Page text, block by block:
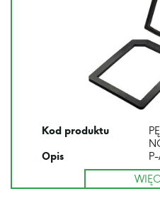
Kod produktu
Opis